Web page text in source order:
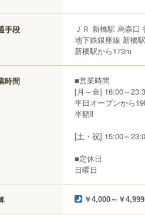
手段
ＪＲ 新橋駅 烏森口
地下鉄銀座線 新橋
新橋駅から173m
時間
■営業時間
[月～金] 16:00～
平日オープンから
半額‼
[土・祝] 15:00～
■定休日
日曜日
￥4,000～￥4,999